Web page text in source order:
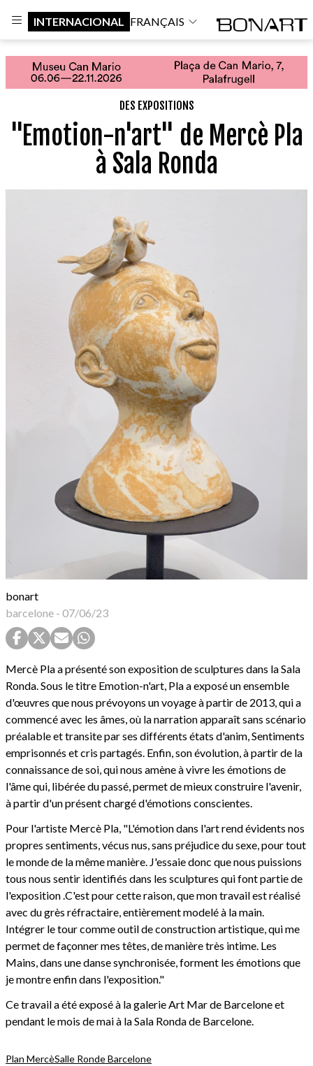
INTERNACIONAL FRANÇAIS
DES EXPOSITIONS
"Emotion-n'art" de Mercè Pla
à Sala Ronda
bonart
barcelone - 07/06/23
Mercè Pla a présenté son exposition de sculptures dans la Sala
Ronda. Sous le titre Emotion-n'art, Pla a exposé un ensemble
d'œuvres que nous prévoyons un voyage à partir de 2013, qui a
commencé avec les âmes, où la narration apparaît sans scénario
préalable et transite par ses différents états d'anim, Sentiments
emprisonnés et cris partagés. Enfin, son évolution, à partir de la
connaissance de soi, qui nous amène à vivre les émotions de
l'âme qui, libérée du passé, permet de mieux construire l'avenir,
à partir d'un présent chargé d'émotions conscientes.
Pour l'artiste Mercè Pla, "L'émotion dans l'art rend évidents nos
propres sentiments, vécus nus, sans préjudice du sexe, pour tout
le monde de la même manière. J'essaie donc que nous puissions
tous nous sentir identifiés dans les sculptures qui font partie de
l'exposition .C'est pour cette raison, que mon travail est réalisé
avec du grès réfractaire, entièrement modelé à la main.
Intégrer le tour comme outil de construction artistique, qui me
permet de façonner mes têtes, de manière très intime. Les
Mains, dans une danse synchronisée, forment les émotions que
je montre enfin dans l'exposition."
Ce travail a été exposé à la galerie Art Mar de Barcelone et
pendant le mois de mai à la Sala Ronda de Barcelone.
Plan MercèSalle Ronde Barcelone